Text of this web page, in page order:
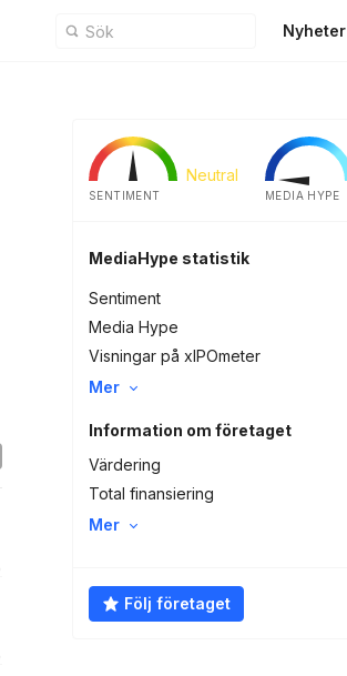
Nyheter
Neutral
SENTIMENT
MEDIA HYPE
MediaHype statistik
Sentiment
Media Hype
Visningar på xIPOmeter
Mer
Information om företaget
Värdering
Total finansiering
Mer
Följ företaget